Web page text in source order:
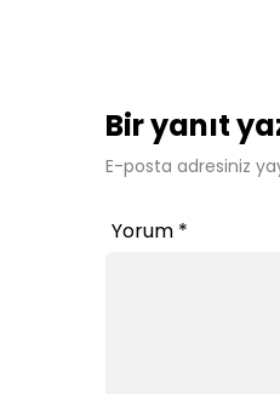
Bir yanıt
E-posta adresiniz
Yorum *